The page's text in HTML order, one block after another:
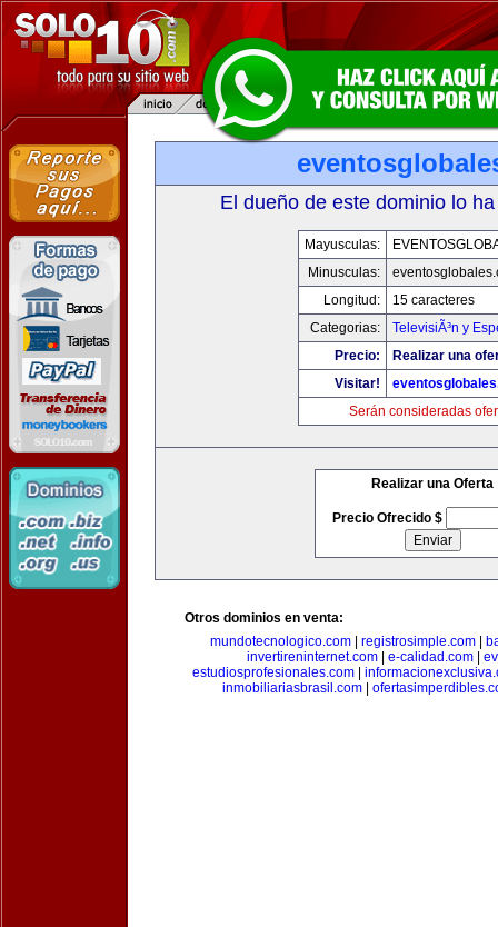
El dueño de este dominio lo
Mayusculas:
Minusculas:
Longitud:
15 caracteres
Categorias:
TelevisiÃ³n y
Precio:
Realizar una
Visitar!
Serán consideradas
Realizar una Oferta
Precio Ofrecido $
Otros dominios en venta:
mundotecnologico.com| registrosimple.com|
invertireninternet.com| e-calidad.com|
estudiosprofesionales.com|
inmobiliariasbrasil.com